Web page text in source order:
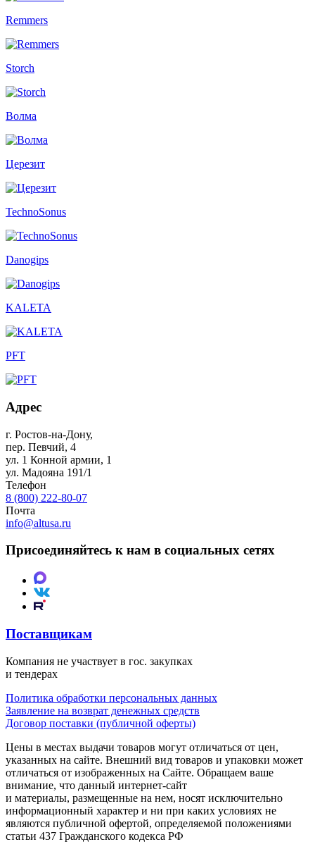
Remmers
Storch
Волма
Церезит
TechnoSonus
Danogips
KALETA
PFT
Адрес
г. Ростов-на-Дону,
пер. Певчий, 4
ул. 1 Конной армии, 1
ул. Мадояна 191/1
Телефон
8 (800) 222-80-07
Почта
info@altusa.ru
Присоединяйтесь к нам в социальных сетях
Поставщикам
Компания не участвует в гос. закупках
и тендерах
Политика обработки персональных данных
Заявление на возврат денежных средств
Договор поставки (публичной оферты)
Цены в местах выдачи товаров могут отличаться от цен,
указанных на сайте. Внешний вид товаров и упаковки может
отличаться от изображенных на Сайте. Обращаем ваше
внимание, что данный интернет-сайт
и материалы, размещенные на нем, носят исключительно
информационный характер и ни при каких условиях не
являются публичной офертой, определяемой положениями
статьи 437 Гражданского кодекса РФ